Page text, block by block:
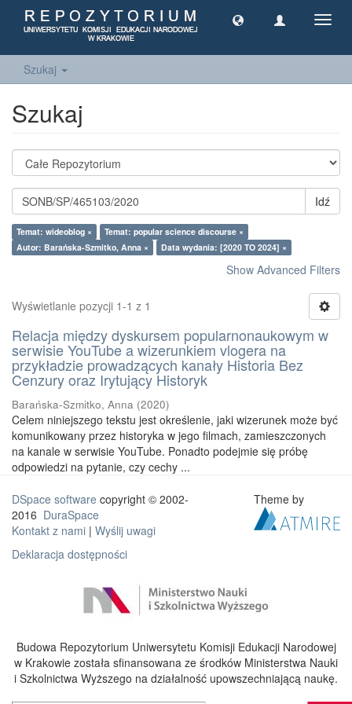
Szukaj
Szukaj
Idź
Temat: wideoblog ×
Temat: popular science discourse ×
Autor: Barańska-Szmitko, Anna ×
Data wydania: [2020 TO 2024] ×
Show Advanced Filters
Wyświetlanie pozycji 1-1 z 1
Relacja między dyskursem popularnonaukowym w
serwisie YouTube a wizerunkiem vlogera na
przykładzie prowadzących kanały Historia Bez
Cenzury oraz Irytujący Historyk
Barańska-Szmitko, Anna (2020)
Celem niniejszego tekstu jest określenie, jaki wizerunek może być
komunikowany przez historyka w jego filmach, zamieszczonych
na kanale w serwisie YouTube. Ponadto podejmie się próbę
odpowiedzi na pytanie, czy cechy ...
DSpace software copyright © 2002-
2016 DuraSpace
Kontakt z nami | Wyślij uwagi
Deklaracja dostępności
Theme by
Budowa Repozytorium Uniwersytetu Komisji Edukacji Narodowej
w Krakowie została sfinansowana ze środków Ministerstwa Nauki
i Szkolnictwa Wyższego na działalność upowszechniającą naukę.